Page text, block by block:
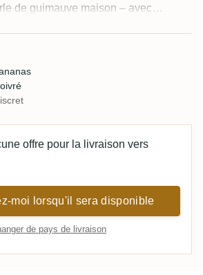
de guimauve maison – avec
du funk industriel des Fidji. Il se
et quelques personnes
un peu plus de punch.
offre pour la livraison vers
moi lorsqu'il sera disponible
de pays de livraison